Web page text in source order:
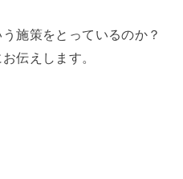
施策をとっているのか？
伝えします。